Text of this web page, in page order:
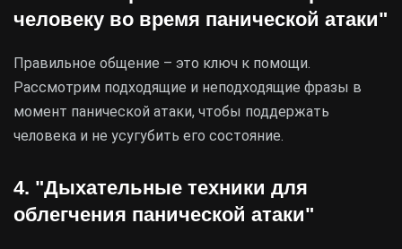
человеку во время панической атаки"
Правильное общение – это ключ к помощи.
Рассмотрим подходящие и неподходящие фразы в
момент панической атаки, чтобы поддержать
человека и не усугубить его состояние.
4. "Дыхательные техники для
облегчения панической атаки"